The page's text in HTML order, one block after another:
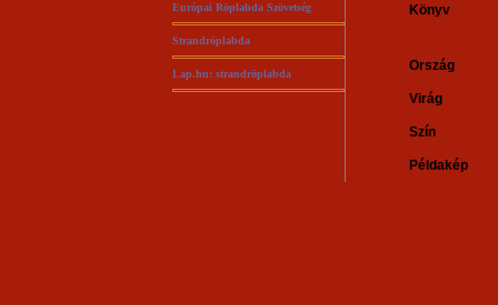
Európai Röplabda Szövetség
Strandröplabda
Lap.hu: strandröplabda
Könyv
Ország
Virág
Szín
Példakép